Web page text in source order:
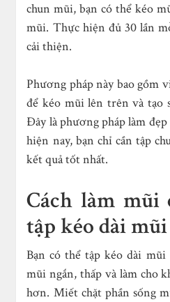
chun mũi, bạn có thể kéo
mũi. Thực hiện đủ 30 lần
cải thiện.
Phương pháp này bao gồm
để kéo mũi lên trên và tạo
Đây là phương pháp làm
hiện nay, bạn chỉ cần tập
kết quả tốt nhất.
Cách làm mũi
tập kéo dài mũi
Bạn có thể tập kéo dài
mũi ngắn, thấp và làm cho
hơn. Miết chặt phần sống